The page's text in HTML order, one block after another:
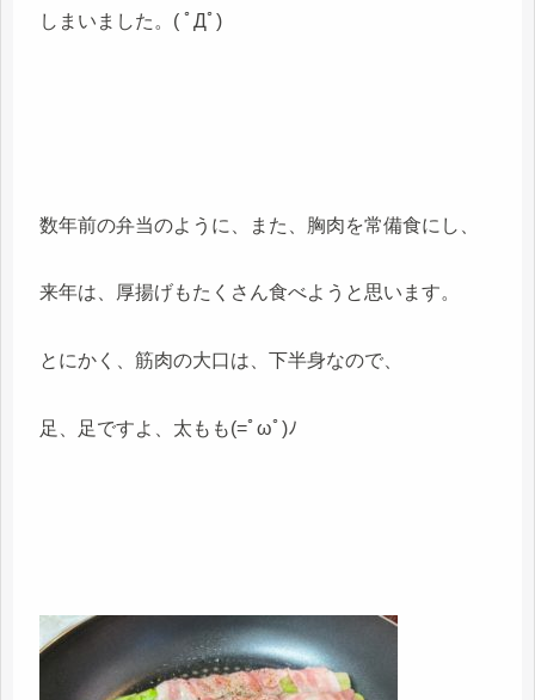
しまいました。( ﾟДﾟ)
数年前の弁当のように、また、胸肉を常備食にし、
来年は、厚揚げもたくさん食べようと思います。
とにかく、筋肉の大口は、下半身なので、
足、足ですよ、太もも(=ﾟωﾟ)ﾉ